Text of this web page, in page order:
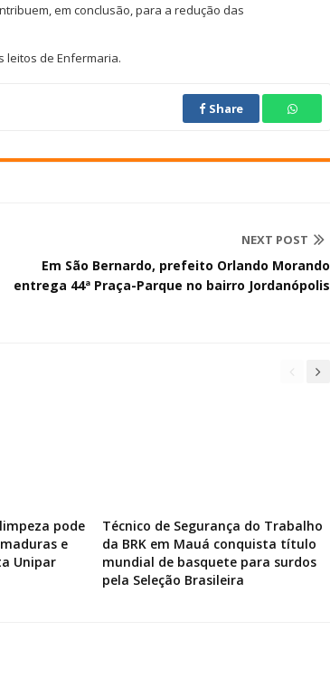
em conclusão, para a redução das
leitos de Enfermaria.
Share
NEXT POST
Em São Bernardo, prefeito Orlando Morando
entrega 44ª Praça-Parque no bairro Jordanópolis
pode
e
Unipar
Técnico de Segurança do Trabalho
da BRK em Mauá conquista título
mundial de basquete para surdos
pela Seleção Brasileira